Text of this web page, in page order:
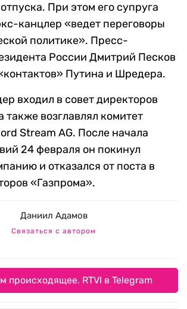
При этом его супруга
канцлер «ведет переговоры
политике». Пресс-
России Дмитрий Песков
Путина и Шредера.
входил в совет директоров
также возглавлял комитет
Stream AG. После начала
24 февраля он покинул
и отказался от поста в
«Газпрома».
Даниил Адамов
Связаться с автором
происходящее. RTVI в Telegram